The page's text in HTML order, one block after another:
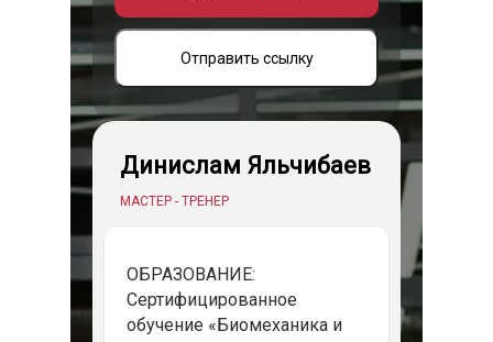
Отправить ссылку
Динислам Яльчибаев
МАСТЕР - ТРЕНЕР
ОБРАЗОВАНИЕ:
Сертифицированное
обучение «Биомеханика и